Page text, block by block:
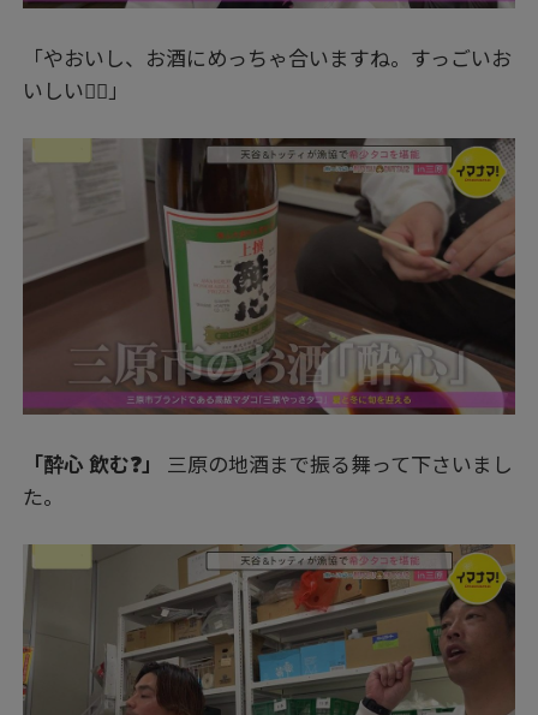
「やおいし、お酒にめっちゃ合いますね。すっごいお
いしい👍🏻」
「酔心 飲む❓」
三原の地酒まで振る舞って下さいまし
た。